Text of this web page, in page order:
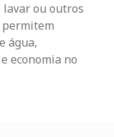
ou outros
permitem
água,
economia no